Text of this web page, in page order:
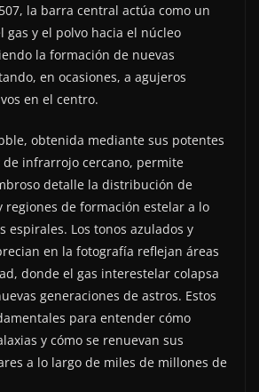
la barra central actúa como un
gas y el polvo hacia el núcleo
la formación de nuevas
en ocasiones, a agujeros
en el centro.
obtenida mediante sus potentes
de infrarrojo cercano, permite
detalle la distribución de
regiones de formación estelar a lo
espirales. Los tonos azulados y
en la fotografía reflejan áreas
donde el gas interestelar colapsa
generaciones de astros. Estos
para entender cómo
y cómo se renuevan sus
a lo largo de miles de millones de